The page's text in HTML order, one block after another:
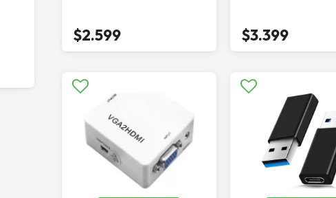
$2.599 $3.399